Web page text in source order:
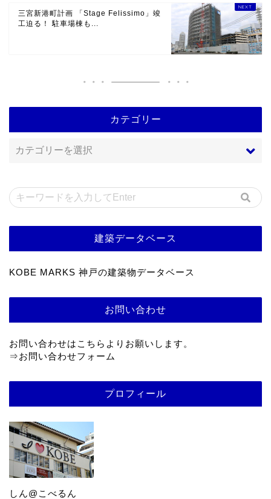
三宮新港町計画 「Stage Felissimo」竣
工迫る！ 駐車場棟も...
カテゴリー
建築データベース
KOBE MARKS 神戸の建築物データベース
お問い合わせ
お問い合わせはこちらよりお願いします。
⇒お問い合わせフォーム
プロフィール
しん@こべるん